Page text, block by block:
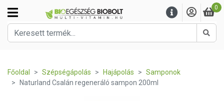
0
Főoldal Szépségápolás Hajápolás
Samponok
Naturland Csalán regeneráló sampon 200ml